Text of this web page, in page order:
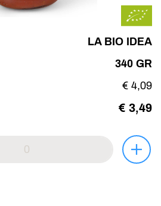
LA BIO IDEA
340 GR
€ 4,09
€ 3,49